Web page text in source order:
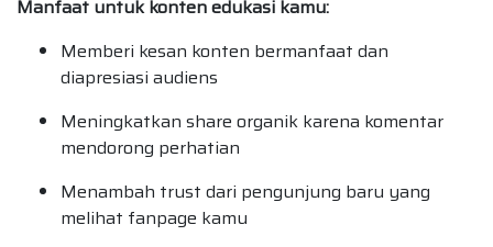
Manfaat untuk konten edukasi kamu:
Memberi kesan konten bermanfaat dan
diapresiasi audiens
Meningkatkan share organik karena komentar
mendorong perhatian
Menambah trust dari pengunjung baru yang
melihat fanpage kamu